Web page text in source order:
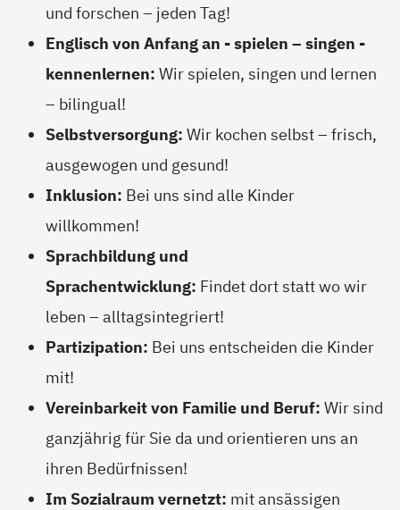
und forschen – jeden Tag!
Englisch von Anfang an - spielen – singen -
kennenlernen:Wir spielen, singen und lernen
– bilingual!
Selbstversorgung:Wir kochen selbst – frisch,
ausgewogen und gesund!
Inklusion: Bei uns sind alle Kinder
willkommen!
Sprachbildung und
Sprachentwicklung: Findet dort statt wo wir
leben – alltagsintegriert!
Partizipation: Bei uns entscheiden die Kinder
mit!
Vereinbarkeit von Familie und Beruf:Wir sind
ganzjährig für Sie da und orientieren uns an
ihren Bedürfnissen!
Im Sozialraum vernetzt: mit ansässigen